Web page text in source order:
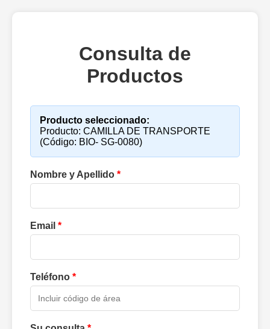
Consulta de
Productos
Producto seleccionado:
Producto: CAMILLA DE TRANSPORTE
(Código: BIO- SG-0080)
Nombre y Apellido *
Email *
Teléfono *